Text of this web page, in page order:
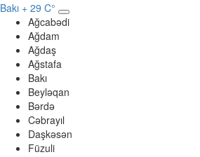
Bakı + 29 C°
Ağcabədi
Ağdam
Ağdaş
Ağstafa
Bakı
Beyləqan
Bərdə
Cəbrayıl
Daşkəsən
Füzuli